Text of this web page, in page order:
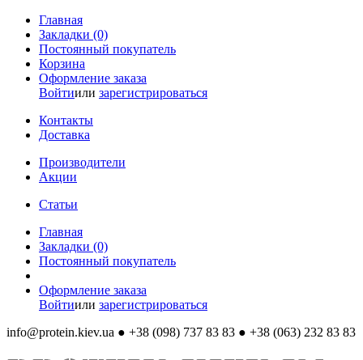
Главная
Закладки (0)
Постоянный покупатель
Корзина
Оформление заказа
Войтиили зарегистрироваться
Контакты
Доставка
Производители
Акции
Статьи
Главная
Закладки (0)
Постоянный покупатель
Оформление заказа
Войтиили зарегистрироваться
info@protein.kiev.ua ● +38 (098) 737 83 83 ● +38 (063) 232 83 83